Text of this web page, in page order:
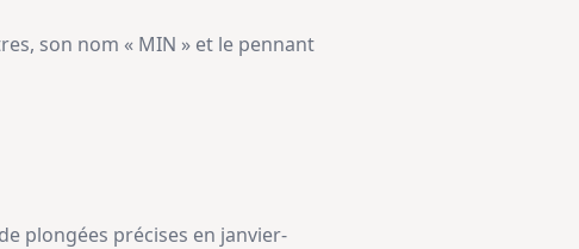
son nom « MIN » et le pennant
plongées précises en janvier-